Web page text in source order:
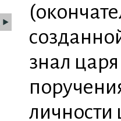
знал
личности